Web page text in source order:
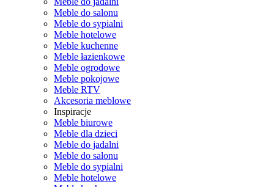
Meble do salonu
Meble do sypialni
Meble hotelowe
Meble kuchenne
Meble łazienkowe
Meble ogrodowe
Meble pokojowe
Meble RTV
Akcesoria meblowe
Inspiracje
Meble biurowe
Meble dla dzieci
Meble do jadalni
Meble do salonu
Meble do sypialni
Meble hotelowe